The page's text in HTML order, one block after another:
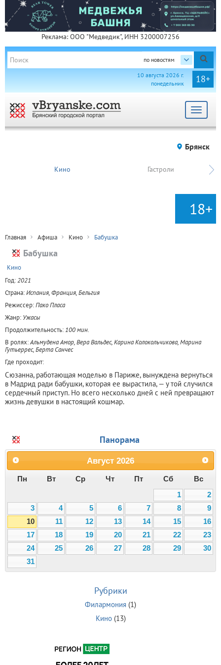
Реклама: ООО "Медведик", ИНН 3200007256
по новостям
18+
10 августа 2026 г.
понедельник
Toggle
Брянск
Кино Гастроли
18+
Главная Афиша Кино Бабушка
Бабушка
Кино
Год:2021
Страна:Испания, Франция, Бельгия
Режиссер:Пако Пласа
Жанр: Ужасы
Продолжительность: 100 мин.
В ролях:Альмудена Амор, Вера Вальдес, Карина Колокольчикова, Марина
Гутьеррес, Берта Санчес
Где проходит:
Сюзанна, работающая моделью в Париже, вынуждена вернуться
в Мадрид ради бабушки, которая ее вырастила, — у той случился
сердечный приступ. Но всего несколько дней с ней превращают
жизнь девушки в настоящий кошмар.
Панорама
Август 2026
Пн Вт Ср Чт Пт Сб
Вс
1
2
3
4 5 6 7 8
9
10
11 12 13 14 15
16
17
18 19 20 21 22
23
24
25 26 27 28 29
30
31
Рубрики
Филармония (1)
Кино(13)